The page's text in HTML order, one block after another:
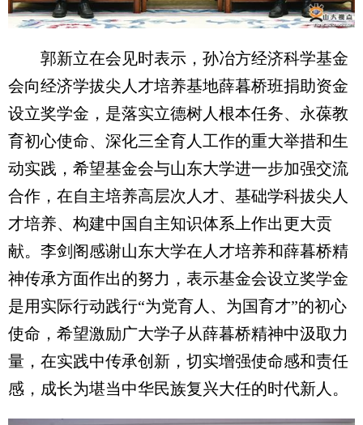
郭新立在会见时表示，孙冶方经济科学基金
会向经济学拔尖人才培养基地薛暮桥班捐助资金
设立奖学金，是落实立德树人根本任务、永葆教
育初心使命、深化三全育人工作的重大举措和生
动实践，希望基金会与山东大学进一步加强交流
合作，在自主培养高层次人才、基础学科拔尖人
才培养、构建中国自主知识体系上作出更大贡
献。李剑阁感谢山东大学在人才培养和薛暮桥精
神传承方面作出的努力，表示基金会设立奖学金
是用实际行动践行“为党育人、为国育才”的初心
使命，希望激励广大学子从薛暮桥精神中汲取力
量，在实践中传承创新，切实增强使命感和责任
感，成长为堪当中华民族复兴大任的时代新人。